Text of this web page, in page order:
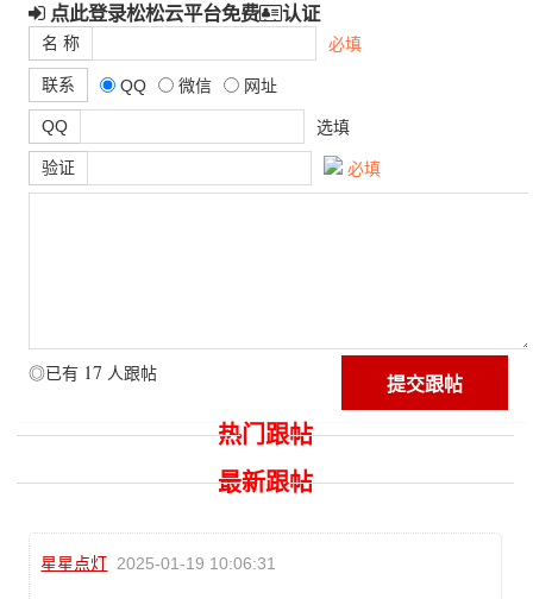
点此登录松松云平台免费 认证
名 称 必填
联系 QQ 微信 网址
QQ 选填
验证 必填
◎已有 17 人跟帖
热门跟帖
最新跟帖
星星点灯 2025-01-19 10:06:31